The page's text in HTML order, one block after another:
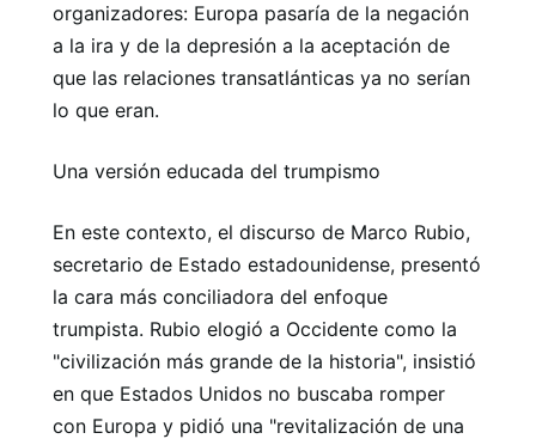
organizadores: Europa pasaría de la negación
a la ira y de la depresión a la aceptación de
que las relaciones transatlánticas ya no serían
lo que eran.
Una versión educada del trumpismo
En este contexto, el discurso de Marco Rubio,
secretario de Estado estadounidense, presentó
la cara más conciliadora del enfoque
trumpista. Rubio elogió a Occidente como la
"civilización más grande de la historia", insistió
en que Estados Unidos no buscaba romper
con Europa y pidió una "revitalización de una